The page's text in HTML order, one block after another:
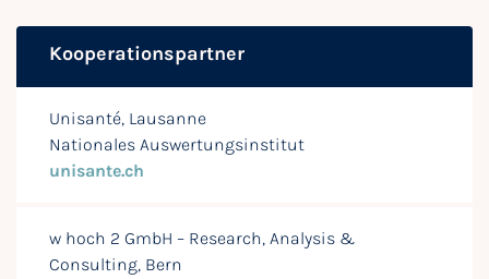
Kooperationspartner
Unisanté, Lausanne
Nationales Auswertungsinstitut
unisante.ch
w hoch 2 GmbH – Research, Analysis &
Consulting, Bern